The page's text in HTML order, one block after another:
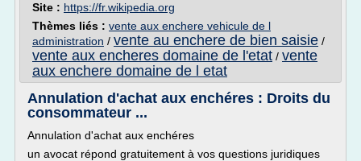
Site : https://fr.wikipedia.org
Thèmes liés : vente aux enchere vehicule de l
administration / vente au enchere de bien saisie /
vente aux encheres domaine de l'etat / vente
aux enchere domaine de l etat
Annulation d'achat aux enchéres : Droits du
consommateur ...
Annulation d'achat aux enchéres
un avocat répond gratuitement à vos questions juridiques